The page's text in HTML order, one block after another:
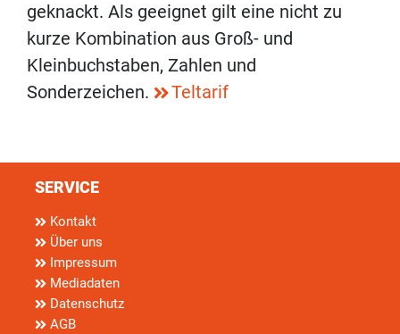
geknackt. Als geeignet gilt eine nicht zu
kurze Kombination aus Groß- und
Kleinbuchstaben, Zahlen und
Sonderzeichen.
Teltarif
SERVICE
Kontakt
Über uns
Impressum
Mediadaten
Datenschutz
AGB